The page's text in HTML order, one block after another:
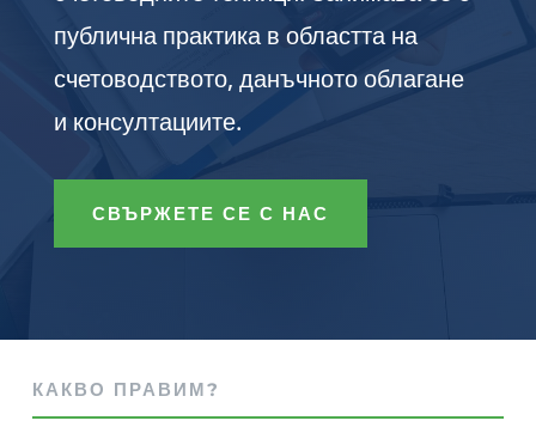
публична практика в областта на
счетоводството, данъчното облагане
и консултациите.
СВЪРЖЕТЕ СЕ С НАС
КАКВО ПРАВИМ?